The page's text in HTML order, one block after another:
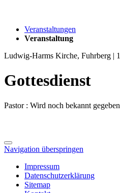
Veranstaltungen
Veranstaltung
Ludwig-Harms Kirche, Fuhrberg |
Gottesdienst
Pastor : Wird noch bekannt gegeben
Navigation überspringen
Impressum
Datenschutzerklärung
Sitemap